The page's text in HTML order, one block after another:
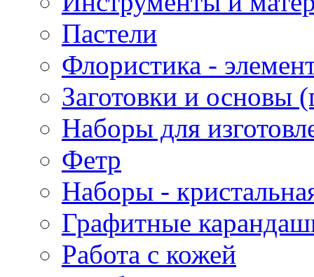
Пастели
Флористика -
Заготовки и основы
Наборы для
Фетр
Наборы -
Графитные
Работа с кожей